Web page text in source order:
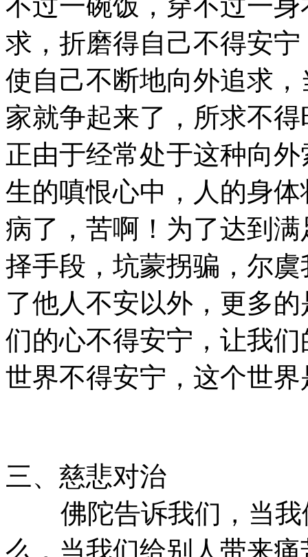
求，折磨得自己不得安
使自己不断地向外追求
家就争起来了，所求不
正由于经常处于这种向
生的嗔恨心中，人的身
病了，苦啊！为了达到
择手段，坑蒙拐骗，尔
了他人不安以外，更多
们的心不得安宁，让我
世界不得安宁，这个世
三、慈悲对治
佛陀告诉我们，当我
么，当我们给别人带来